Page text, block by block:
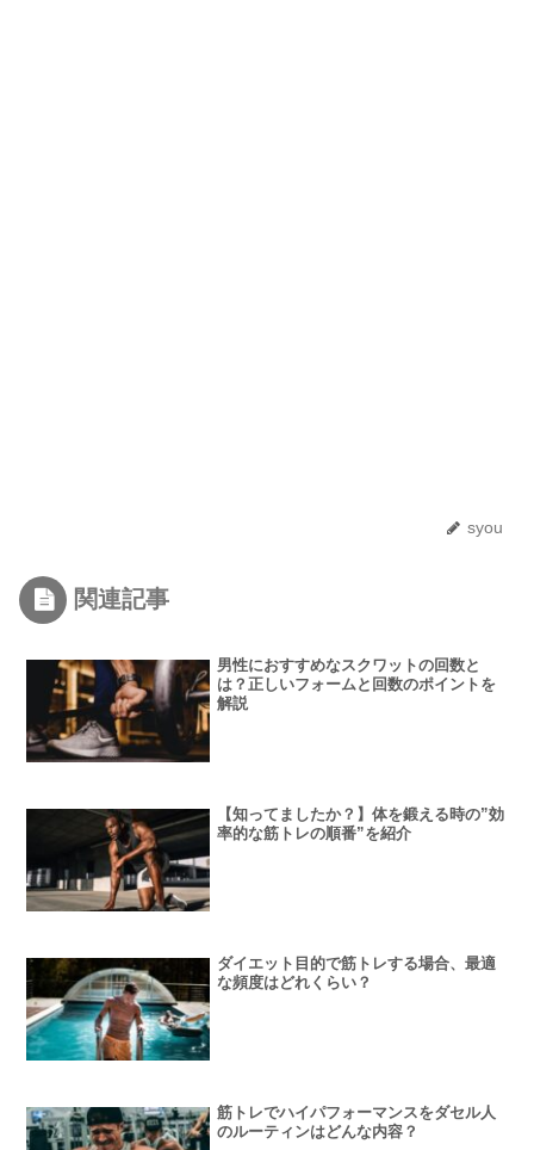
syou
関連記事
男性におすすめなスクワットの回数と
は？正しいフォームと回数のポイントを
解説
【知ってましたか？】体を鍛える時の”効
率的な筋トレの順番”を紹介
ダイエット目的で筋トレする場合、最適
な頻度はどれくらい？
筋トレでハイパフォーマンスをダセル人
のルーティンはどんな内容？